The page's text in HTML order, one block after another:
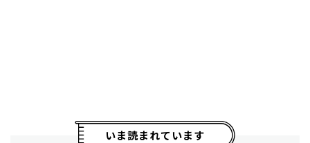
いま読まれています